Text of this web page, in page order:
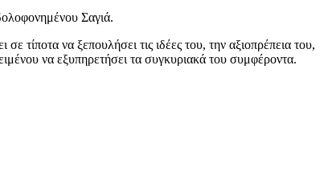
Σαγιά.
να ξεπουλήσει τις ιδέες του, την αξιοπρέπεια του,
να εξυπηρετήσει τα συγκυριακά του συμφέροντα.